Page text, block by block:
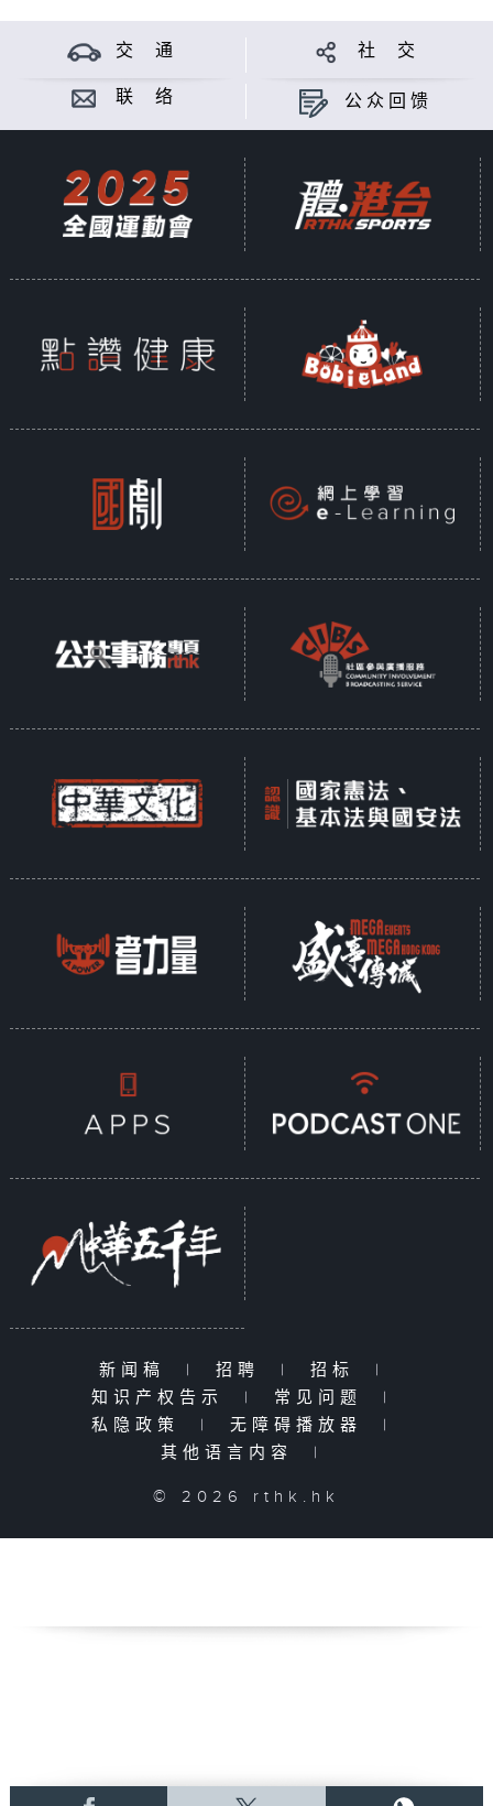
交 通 社 交
联 络 公众回馈
新闻稿 | 招聘 | 招标
|
知识产权告示
| 常见问题
|
私隐政策
| 无障碍播放器
|
其他语言内容
|
© 2026 rthk.hk